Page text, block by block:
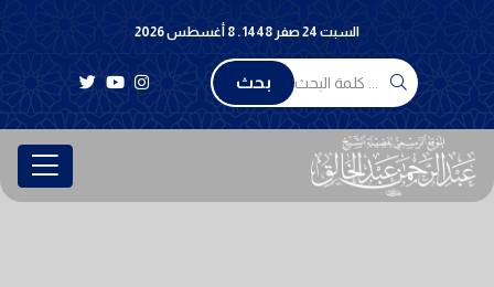
السبت 24 صفر 1448 . 8 أغسطس 2026
بحث